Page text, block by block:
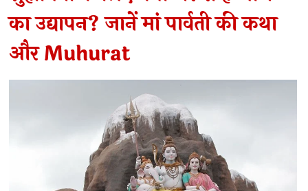
का उद्यापन? जानें मां पार्वती की कथा
और Muhurat